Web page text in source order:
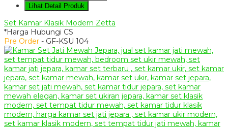
Lihat Detail Produk
Set Kamar Klasik Modern Zetta
*Harga Hubungi CS
Pre Order - GF-KSU 104